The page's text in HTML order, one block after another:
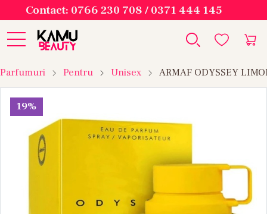
Contact: 0766 230 708 / 0371 444 145
Parfumuri Pentru Unisex ARMAF ODYSSEY
19%